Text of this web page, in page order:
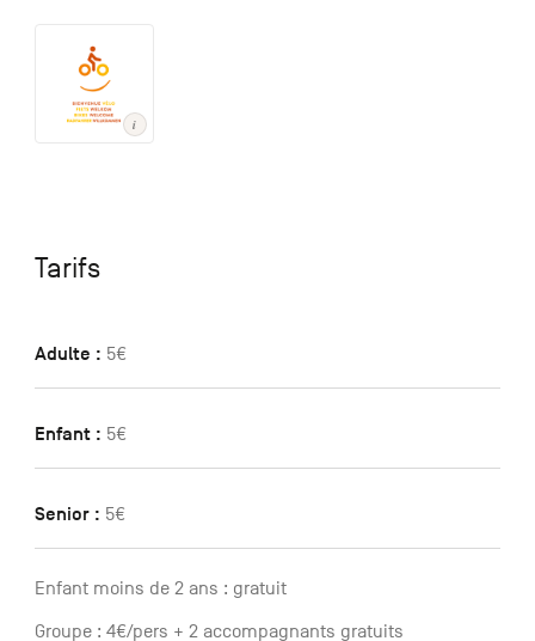
Tarifs
Adulte : 5€
Enfant : 5€
Senior : 5€
Enfant moins de 2 ans : gratuit
Groupe : 4€/pers + 2 accompagnants gratuits